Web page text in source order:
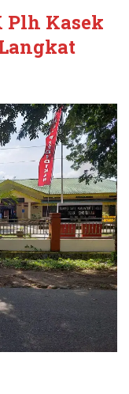
Plh Kasek